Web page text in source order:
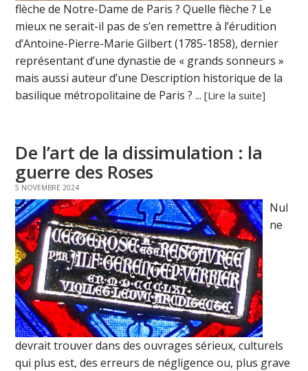
flèche de Notre-Dame de Paris ? Quelle flèche ? Le
mieux ne serait-il pas de s’en remettre à l’érudition
d’Antoine-Pierre-Marie Gilbert (1785-1858), dernier
représentant d’une dynastie de « grands sonneurs »
mais aussi auteur d’une Description historique de la
basilique métropolitaine de Paris ? ...[Lire la suite]
De l’art de la dissimulation : la
guerre des Roses
5 NOVEMBRE 2024
Nul
ne
devrait trouver dans des ouvrages sérieux, culturels
qui plus est, des erreurs de négligence ou, plus grave